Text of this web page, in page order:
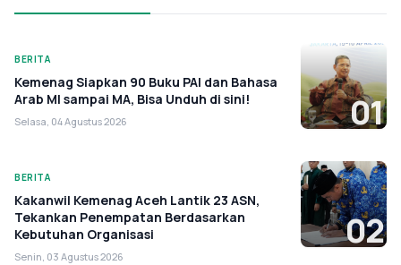
BERITA
Kemenag Siapkan 90 Buku PAI dan Bahasa
Arab MI sampai MA, Bisa Unduh di sini!
Selasa, 04 Agustus 2026 01
BERITA
Kakanwil Kemenag Aceh Lantik 23 ASN,
Tekankan Penempatan Berdasarkan
Kebutuhan Organisasi
Senin, 03 Agustus 2026
02